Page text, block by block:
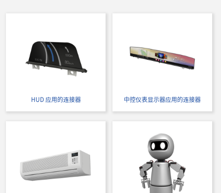
IMSA-9257S-14Y926
IMSA-9257S-14Y935
HUD 应用的连接器 中控仪表显示器应用的连接器